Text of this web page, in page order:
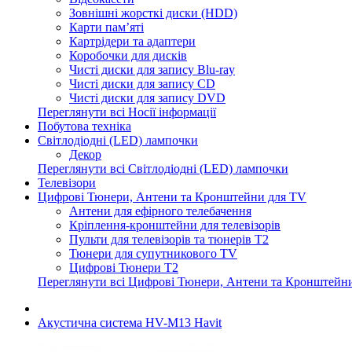
Зовнішні жорсткі диски (HDD)
Карти пам’яті
Картрідери та адаптери
Коробочки для дисків
Чисті диски для запису Blu-ray
Чисті диски для запису CD
Чисті диски для запису DVD
Переглянути всі Носії інформації
Побутова техніка
Світлодіодні (LED) лампочки
Декор
Переглянути всі Світлодіодні (LED) лампочки
Телевізори
Цифрові Тюнери, Антени та Кронштейни для TV
Антени для ефірного телебачення
Кріплення-кронштейни для телевізорів
Пульти для телевізорів та тюнерів T2
Тюнери для супутникового TV
Цифрові Тюнери T2
Переглянути всі Цифрові Тюнери, Антени та
Акустична система HV-M13 Havit